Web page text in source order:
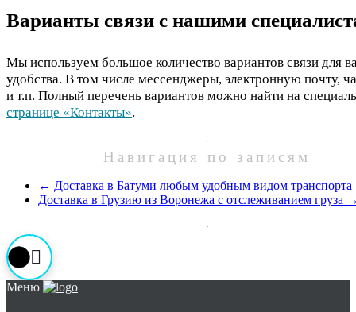
Варианты связи с нашими
Мы используем большое количество вариантов связи для
удобства. В том числе мессенджеры, электронную почту,
и т.п. Полный перечень вариантов можно найти на
странице «Контакты».
Навигация по записям
← Доставка в Батуми любым удобным видом транспорта
Доставка в Грузию из Воронежа с отслеживанием груза
Меню